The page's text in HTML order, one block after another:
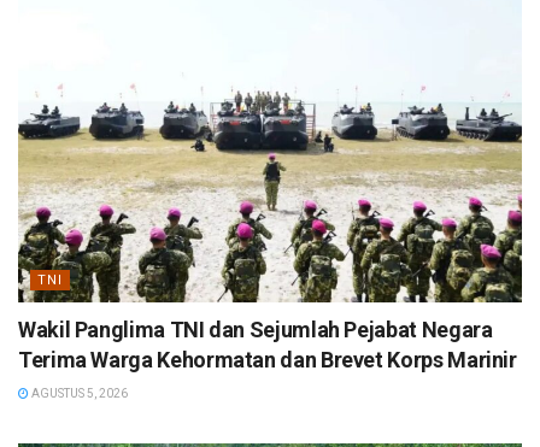
TNI
Wakil Panglima TNI dan Sejumlah Pejabat Negara
Terima Warga Kehormatan dan Brevet Korps Marinir
AGUSTUS 5, 2026